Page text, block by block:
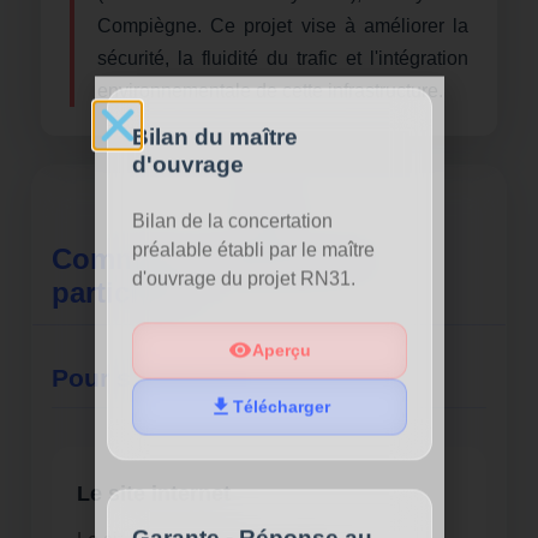
Compiègne. Ce projet vise à améliorer la
sécurité, la fluidité du trafic et l'intégration
environnementale de cette infrastructure.
Comment s'informer et
participer ?
Pour s'informer
Le site internet
Bilan du maître
d'ouvrage
Bilan de la concertation
préalable établi par le maître
d'ouvrage du projet RN31.
Aperçu
Télécharger